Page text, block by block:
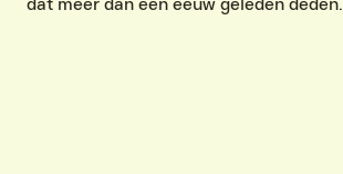
dat meer dan een eeuw geleden deden.